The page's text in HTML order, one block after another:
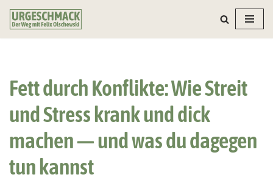
Zum
Fett durch Konflikte: Wie Streit
und Stress krank und dick
machen — und was du dagegen
tun kannst